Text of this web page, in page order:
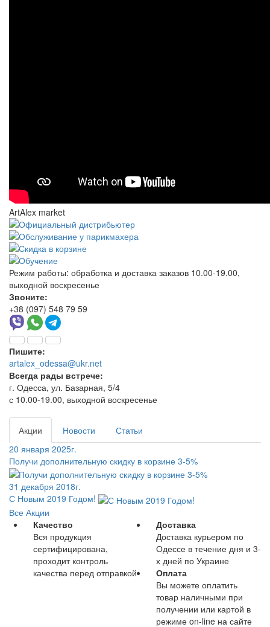
ArtAlex market
Режим работы: обработка и доставка заказов 10.00-19.00,
выходной воскресенье
Звоните:
+38 (097) 548 79 59
Пишите:
artalex_odessa@ukr.net
Всегда рады встрече:
г. Одесса, ул. Базарная, 5/4
с 10.00-19.00, выходной воскресенье
Акции Новости
Статьи
20 января 2025г.
Получи дополнительную скидку в корзине 3-5%
31 декабря 2018г.
С Новым 2019 Годом!
Все Акции
Качество
Вся продукция
сертифицирована,
проходит контроль
качества перед отправкой
Доставка
Доставка курьером по
Одессе в течение дня и 3-
х дней по Украине
Оплата
Вы можете оплатить
товар наличными при
получении или картой в
режиме on-line на сайте